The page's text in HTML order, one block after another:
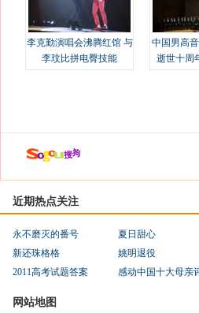
李克勤演唱会沸腾红馆 与
李玟比拼电臀技能
中国男高
逝世十周
近期热点关注
永不磨灭的番号 夏日甜心
新还珠格格
姚明退役
2011高考试题答案
感动中国十大母亲
网站地图